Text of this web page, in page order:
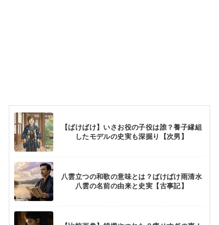
【ばけばけ】いさお役の子役は誰？養子縁組
したモデルの史実も深掘り【次男】
八雲立つの和歌の意味とは？ばけばけ雨清水
八雲の名前の由来と史実【古事記】